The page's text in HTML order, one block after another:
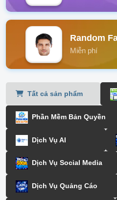
Random
Miễn phí
Tất cả sản phẩm
Phần Mềm Bản Quyền
Dịch Vụ AI
Dịch Vụ Social Media
Dịch Vụ Quảng Cáo